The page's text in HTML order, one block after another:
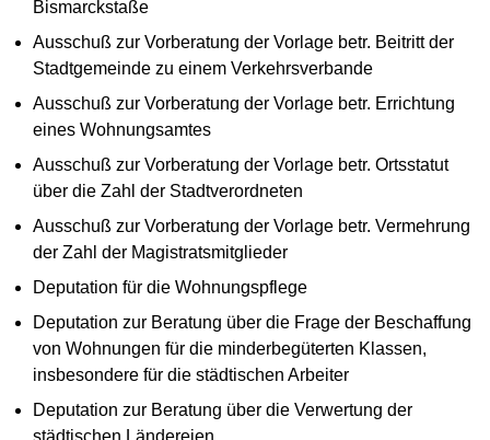
Bismarckstaße
Ausschuß zur Vorberatung der Vorlage betr. Beitritt der
Stadtgemeinde zu einem Verkehrsverbande
Ausschuß zur Vorberatung der Vorlage betr. Errichtung
eines Wohnungsamtes
Ausschuß zur Vorberatung der Vorlage betr. Ortsstatut
über die Zahl der Stadtverordneten
Ausschuß zur Vorberatung der Vorlage betr. Vermehrung
der Zahl der Magistratsmitglieder
Deputation für die Wohnungspflege
Deputation zur Beratung über die Frage der Beschaffung
von Wohnungen für die minderbegüterten Klassen,
insbesondere für die städtischen Arbeiter
Deputation zur Beratung über die Verwertung der